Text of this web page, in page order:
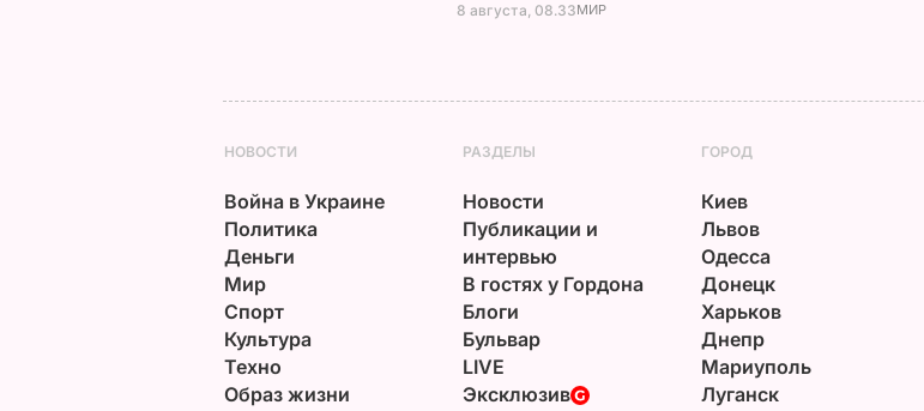
8 августа, 08.33МИР
НОВОСТИ
Война в Украине
Политика
Деньги
Мир
Спорт
Культура
Техно
Образ жизни
РАЗДЕЛЫ
Новости
Публикации и
интервью
В гостях у Гордона
Блоги
Бульвар
LIVE
Эксклюзив
ГОРОД
Киев
Львов
Одесса
Донецк
Харьков
Днепр
Мариуполь
Луганск